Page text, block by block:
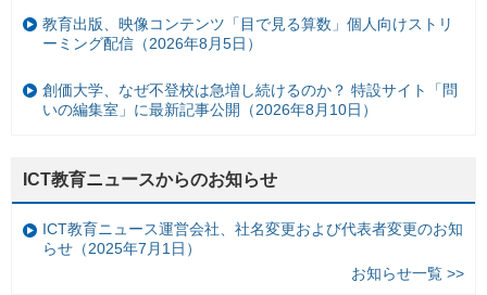
教育出版、映像コンテンツ「目で見る算数」個人向けストリ
ーミング配信（2026年8月5日）
創価大学、なぜ不登校は急増し続けるのか？ 特設サイト「問
いの編集室」に最新記事公開（2026年8月10日）
ICT教育ニュースからのお知らせ
ICT教育ニュース運営会社、社名変更および代表者変更のお知
らせ（2025年7月1日）
お知らせ一覧 >>